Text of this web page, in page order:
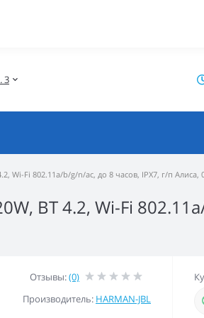
3
Wi-Fi 802.11a/b/g/n/ac, до 8 часов, IPX7, г/п Алиса,
BT 4.2, Wi-Fi
Отзывы:(0)
Производитель: HARMAN-JBL